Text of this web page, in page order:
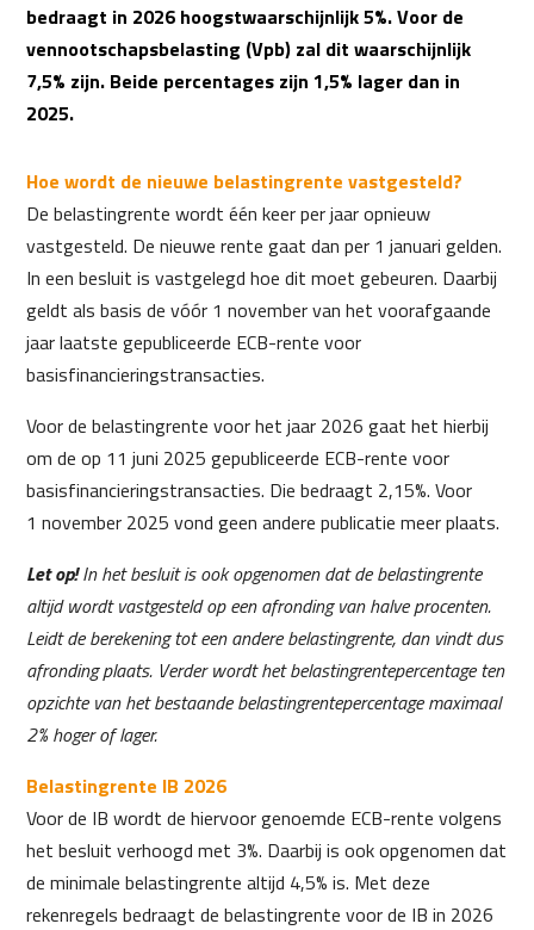
bedraagt in 2026 hoogstwaarschijnlijk 5%. Voor de
vennootschapsbelasting (Vpb) zal dit waarschijnlijk
7,5% zijn. Beide percentages zijn 1,5% lager dan in
2025.
Hoe wordt de nieuwe belastingrente vastgesteld?
De belastingrente wordt één keer per jaar opnieuw
vastgesteld. De nieuwe rente gaat dan per 1 januari gelden.
In een besluit is vastgelegd hoe dit moet gebeuren. Daarbij
geldt als basis de vóór 1 november van het voorafgaande
jaar laatste gepubliceerde ECB-rente voor
basisfinancieringstransacties.
Voor de belastingrente voor het jaar 2026 gaat het hierbij
om de op 11 juni 2025 gepubliceerde ECB-rente voor
basisfinancieringstransacties. Die bedraagt 2,15%. Voor
1 november 2025 vond geen andere publicatie meer plaats.
Let op!In het besluit is ook opgenomen dat de belastingrente
altijd wordt vastgesteld op een afronding van halve procenten.
Leidt de berekening tot een andere belastingrente, dan vindt dus
afronding plaats. Verder wordt het belastingrentepercentage ten
opzichte van het bestaande belastingrentepercentage maximaal
2% hoger of lager.
Belastingrente IB 2026
Voor de IB wordt de hiervoor genoemde ECB-rente volgens
het besluit verhoogd met 3%. Daarbij is ook opgenomen dat
de minimale belastingrente altijd 4,5% is. Met deze
rekenregels bedraagt de belastingrente voor de IB in 2026